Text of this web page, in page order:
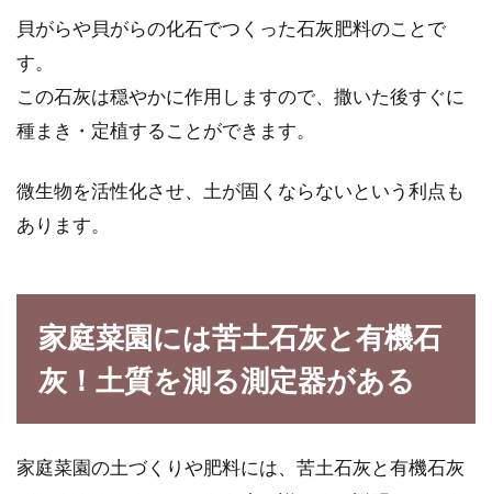
た方は多い...
そうめんの薬味や、つけつゆは関東
江戸時代の人々の食事は玄米ではな
江戸時代の食事はどのようなものだったか皆さ
貝がらや貝がらの化石でつくった石灰肥料のことで
す。
この石灰は穏やかに作用しますので、撒いた後すぐに
種まき・定植することができます。
微生物を活性化させ、土が固くならないという利点も
あります。
家庭菜園には苦土石灰と有機石
灰！土質を測る測定器がある
家庭菜園の土づくりや肥料には、苦土石灰と有機石灰